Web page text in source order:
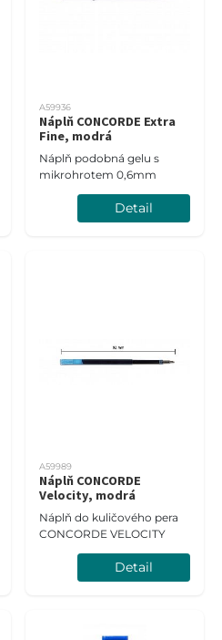
A59936
Náplň CONCORDE Extra
Fine, modrá
Náplň podobná gelu s
mikrohrotem 0,6mm
Detail
A59989
Náplň CONCORDE
Velocity, modrá
Náplň do kuličového pera
CONCORDE VELOCITY
Detail